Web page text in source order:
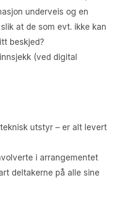
underveis og en
at de som evt. ikke kan
beskjed?
(ved digital
utstyr – er alt levert
i arrangementet
deltakerne på alle sine